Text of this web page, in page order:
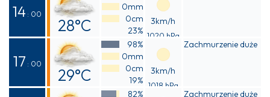
23°C
14 : 00
28°C
Odczuwalna
27°C
0mm
0cm
23%
3km/h
1020 hPa
17 : 00
29°C
Odczuwalna
98%
0mm
0cm
19%
3km/h
1018 hPa
Zachmurzenie duże
82%
Zachmurzenie duże